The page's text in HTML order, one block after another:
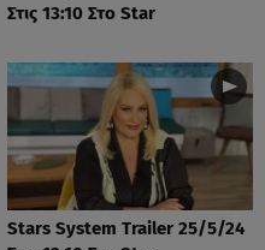
Στις 13:10 Στο Star
Stars System Trailer 25/5/24